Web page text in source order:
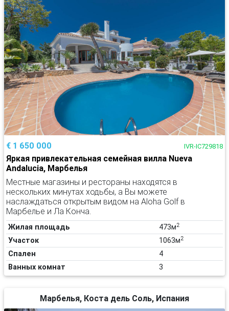
€ 1 650 000 IVR-IC729818
Яркая привлекательная семейная вилла Nueva
Andalucia, Марбелья
Местные магазины и рестораны находятся в
нескольких минутах ходьбы, а Вы можете
наслаждаться открытым видом на Aloha Golf в
Марбелье и Ла Конча.
Жилая площадь 473м2
Участок 1063м2
Спален
4
Ванных комнат
3
Марбелья, Коста дель Соль, Испания